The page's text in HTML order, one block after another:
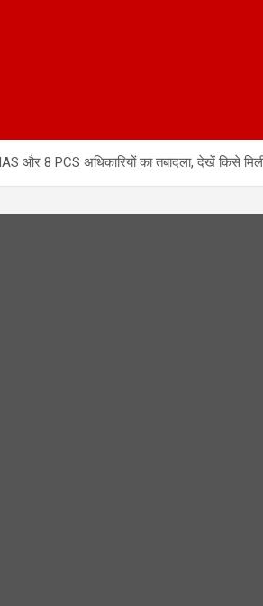
और 8 PCS अधिकारियों का तबादला, देखें किसे मिली